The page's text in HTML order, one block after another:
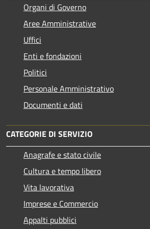
Organi di Governo
Aree Amministrative
Uffici
Enti e fondazioni
Politici
Personale Amministrativo
Documenti e dati
CATEGORIE DI SERVIZIO
Anagrafe e stato civile
Cultura e tempo libero
Vita lavorativa
Imprese e Commercio
Appalti pubblici